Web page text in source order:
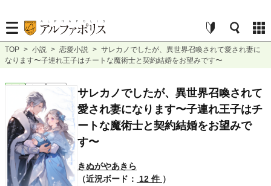
TOP > 小説 > 恋愛小説 > サレカノでしたが、異世界召喚されて愛され妻に
なります〜子連れ王子はチートな魔術士と契約結婚をお望みです〜
サレカノでしたが、異世界召喚されて
愛され妻になります〜子連れ王子はチ
ートな魔術士と契約結婚をお望みで
す〜
きぬがやあきら
（近況ボード：
12 件 ）